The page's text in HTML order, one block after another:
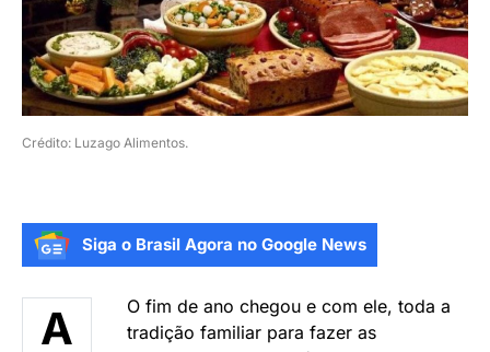
Crédito: Luzago Alimentos.
Siga o Brasil Agora no Google News
A
O fim de ano chegou e com ele, toda a
tradição familiar para fazer as